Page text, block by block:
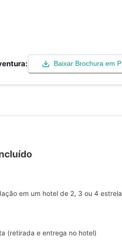
Baixar Brochura em
em um hotel de 2, 3 ou 4
(retirada e entrega no hotel)